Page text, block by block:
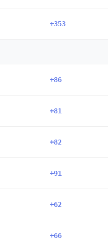
+353
+86
+81
+82
+91
+62
+66